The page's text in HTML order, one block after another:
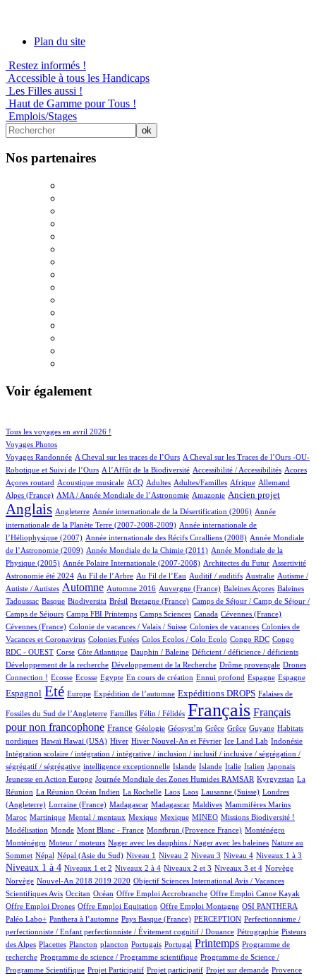
Plan du site
Restez informés !
Accessible à tous les Handicaps
Les Filles aussi !
Haut de Gamme pour Tous !
Emplois/Stages
Nos partenaires
Voir également
Tous les voyages en avril 2026 !
223/1056
Voyages Photos
177/1056
Voyages Randonnée
4/1056 A Cheval sur les traces de l’Ours
5/1056
A Cheval sur les Traces de l’Ours -OU-
Robotique et Suivi de l’Ours
6/1056 A l’Affût de la Biodiversité
2/1056 Accessibilité / Accessibilités
5/1056 Acores
1/1056
Açores routard
2/1056 Acoustique musicale
100/1056 ACQ
36/1056 Adultes
16/1056 Adultes/Familles
3/1056 Afrique
80/1056 Allemand
23/1056
Alpes (France)
13/1056 AMA / Année Mondiale de l’Astronomie
14/1056 Amazonie
328/1056 Ancien projet
809/1056
Anglais
61/1056 Angleterre
8/1056 Année internationale de la Désertification (2006)
15/1056
Année
internationale de la Planète Terre (2007-2008-2009)
5/1056
Année internationale de
l’Héliophysique (2007)
3/1056 Année internationale des Récifs Coralliens (2008)
13/1056
Année Mondiale
de l’Astronomie (2009)
3/1056 Année Mondiale de la Chimie (2011)
17/1056
Année Mondiale de la
Physique (2005)
5/1056 Année Polaire Internationale (2007-2008)
4/1056 Architectes du Futur
1/1056 Assertivité
65/1056
Astronomie été 2024
26/1056 Au Fil de l’Arbre
17/1056 Au Fil de l’Eau
2/1056 Auditif / auditifs
3/1056 Australie
2/1056
Autisme /
Autiste / Autistes
491/1056 Automne
4/1056 Automne 2016
5/1056 Auvergne (France)
1/1056 Baleines Açores
2/1056
Baleines
Tadoussac
1/1056 Basque
111/1056 Biodiversita
1/1056 Brésil
12/1056 Bretagne (France)
117/1056
Camps de Séjour / Camp de Séjour /
Camps de Séjours
4/1056 Camps FBI Printemps
20/1056 Camps Sciences
4/1056 Canada
3/1056 Cévennes (France)
1/1056
Cévennes (France)
1/1056 Colonie de vacances / Valais / Suisse
4/1056 Colonies de vacances
3/1056
Colonies de
Vacances et Coronavirus
1/1056 Colonies Futées
1/1056 Colos Ecolos / Colo Ecolo
1/1056 Congo RDC
3/1056
Congo
RDC - OUEST
1/1056 Corse
17/1056 Côte Atlantique
1/1056 Dauphin / Baleine
2/1056 Déficient / déficience / déficients
1/1056
Développement de la recherche
1/1056 Développement de la Recherche
1/1056 Drôme provençale
23/1056
Drones
Connection !
2/1056 Ecosse
2/1056 Ecosse
1/1056 Egypte
25/1056 En cours de création
1/1056 Ennui profond
17/1056 Espagne
13/1056 Espagne
257/1056
Espagnol
798/1056Eté
17/1056 Europe
201/1056 Expédition de l’automne
296/1056 Expéditions DROPS
3/1056 Falaises de
Fossiles du Sud de l’Angleterre Familles Félin / Félidés Français Français
pour non francophone
336/1056 France
46/1056 Géologie
1/1056 Géosyst’m
1/1056 Grêce
1/1056 Grêce
1/1056 Guyane
3/1056
Habitats
nordiques
3/1056 Hawaï
3/1056 Hawaï (USA)
182/1056 Hiver
30/1056 Hiver Nouvel-An et Février
8/1056 Ice Land Lab
1/1056 Indonésie
1/1056
Intégration scolaire / intégration / intégrative / inclusion / inclusif / inclusive / ségrégation /
ségrégatif / ségrégative
1/1056 intelligence exceptionnelle
9/1056 Islande
8/1056 Islande
17/1056 Italie
88/1056 Italien
5/1056 Japonais
2/1056
Jeunesse en Action Europe
5/1056 Journée Mondiale des Zones Humides RAMSAR
102/1056 Kyrgyzstan
7/1056
La
Réunion
5/1056La Réunion Océan Indien
1/1056 La Rochelle
1/1056 Laos
1/1056 Laos
3/1056 Lausanne (Suisse)
58/1056
Londres
(Angleterre)
2/1056 Lorraine (France)
4/1056 Madagascar
4/1056 Madagascar
1/1056 Maldives
1/1056 Mammifères Marins
10/1056
Maroc
9/1056Martinique
2/1056 Mental / mentaux
1/1056 Mexique
1/1056 Mexique
45/1056 MINEO
54/1056 Missions Biodiversité !
1/1056
Modélisation
3/1056 Monde
2/1056 Mont Blanc - France
10/1056 Montbrun (Provence France)
18/1056 Monténégro
18/1056
Monténégro
2/1056 Moteur / moteurs
1/1056 Nager avec les dauphins / Nager avec les baleines
4/1056
Nature au
Sommet
20/1056Népal
20/1056 Népal (Asie du Sud)
19/1056 Niveau 1
10/1056 Niveau 2
17/1056 Niveau 3
119/1056 Niveau 4
154/1056 Niveaux 1 à 3
431/1056
Niveaux 1 à 4
15/1056 Niveaux 1 et 2
74/1056 Niveaux 2 à 4
16/1056 Niveaux 2 et 3
192/1056 Niveaux 3 et 4
2/1056 Norvège
2/1056
Norvège
24/1056Nouvel-An 2018 2019 2020
1/1056
Objectif Sciences International Avis / Vacances
Scientifiques Avis
10/1056 Occitan
198/1056 Océan
1/1056 Offre Emploi Accrobranche
1/1056 Offre Emploi Canoe Kayak
1/1056
Offre Emploi Drones
1/1056 Offre Emploi Equitation
1/1056 Offre Emploi Montagne
111/1056 OSI PANTHERA
112/1056
Paléo Labo+
110/1056 Panthera à l’automne
6/1056 Pays Basque (France)
62/1056 PERCEPTION
1/1056
Perfectionnisme /
perfectionniste / Enfant perfectionniste / Évitement cognitif / Douance
17/1056 Pétrographie
8/1056
Pisteurs
des Alpes
3/1056 Placettes
1/1056 Plancton
1/1056 plancton
11/1056 Portugais
3/1056 Portugal
492/1056 Printemps
1/1056
Programme de
recherche
1/1056 Programme de science / Programme scientifique
2/1056
Programme de Science /
Programme Scientifique
1/1056 Projet Participatif
1/1056 Projet participatif
18/1056 Projet sur demande
89/1056 Provence